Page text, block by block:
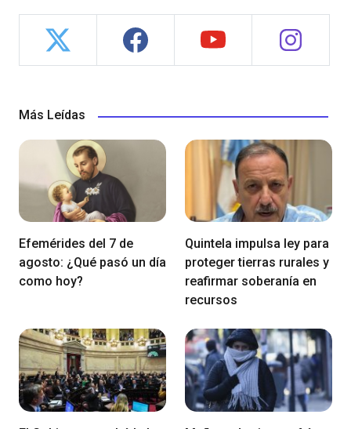
Más Leídas
Efemérides del 7 de
agosto: ¿Qué pasó un día
como hoy?
Quintela impulsa ley para
proteger tierras rurales y
reafirmar soberanía en
recursos